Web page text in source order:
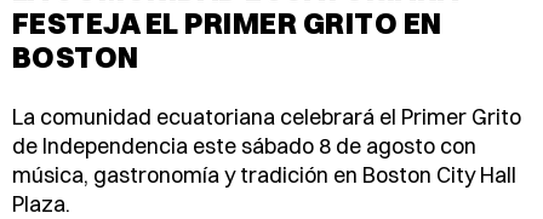
FESTEJA EL PRIMER GRITO EN
BOSTON
La comunidad ecuatoriana celebrará el Primer Grito
de Independencia este sábado 8 de agosto con
música, gastronomía y tradición en Boston City Hall
Plaza.